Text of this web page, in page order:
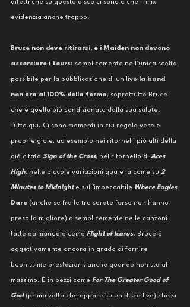
difetti che su questo disco ci sono e che il mix
evidenzia anche troppo.
Bruce non deve ritirarsi, e i Maiden non devono
accorciare i tours: semplicemente nell’unica scelta
possibile per la pubblicazione di un live la band
non era al 100% della forma, soprattutto Bruce
che è quello più condizionato dalla sua salute.
Tutto qui. Ci sono momenti in cui regala vere e
proprie gioie, ad esempio nei ritornelli più alti della
già citata Sign of the Cross, nel ritornello di Aces
High, nelle piccole variazioni qua e là come su 2
Minutes to Midnight e sull’impeccabile Where Eagles
Dare (anche se fra le tre serate forse non hanno
preso la migliore) o semplicemente nelle canzoni
fatte da manuale come Flight of Icarus. Bruce è
oggettivamente ancora in grado di fornire
buonissime prestazioni, anche quando non sta al
massimo. È in pezzi come For The Greater Good of
God (prima volta che appare su un disco live) che si